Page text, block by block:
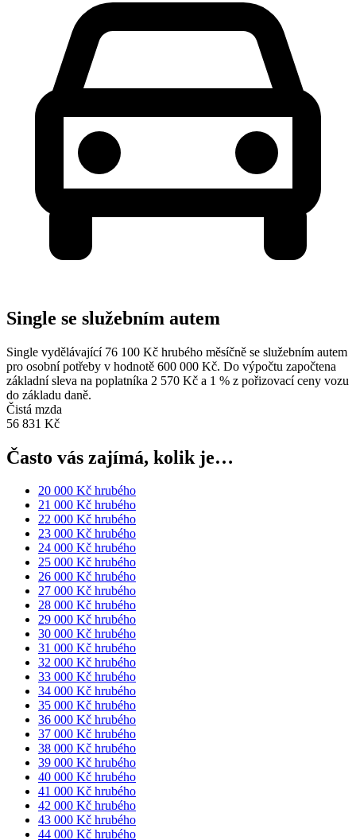
Single se služebním autem
Single vydělávající 76 100 Kč hrubého měsíčně se služebním autem
pro osobní potřeby v hodnotě 600 000 Kč. Do výpočtu započtena
základní sleva na poplatníka 2 570 Kč a 1 % z pořizovací ceny vozu
do základu daně.
Čistá mzda
56 831 Kč
Často vás zajímá, kolik je…
20 000 Kč hrubého
21 000 Kč hrubého
22 000 Kč hrubého
23 000 Kč hrubého
24 000 Kč hrubého
25 000 Kč hrubého
26 000 Kč hrubého
27 000 Kč hrubého
28 000 Kč hrubého
29 000 Kč hrubého
30 000 Kč hrubého
31 000 Kč hrubého
32 000 Kč hrubého
33 000 Kč hrubého
34 000 Kč hrubého
35 000 Kč hrubého
36 000 Kč hrubého
37 000 Kč hrubého
38 000 Kč hrubého
39 000 Kč hrubého
40 000 Kč hrubého
41 000 Kč hrubého
42 000 Kč hrubého
43 000 Kč hrubého
44 000 Kč hrubého